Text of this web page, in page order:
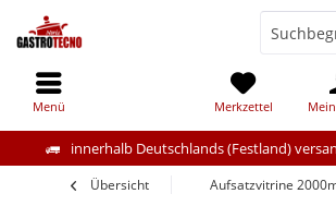
innerhalb Deutschlands (Festland)
Merkzettel
Menü
Übersicht Aufsatzvitrine